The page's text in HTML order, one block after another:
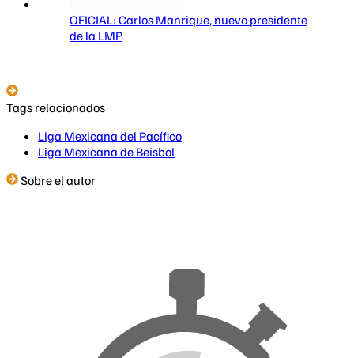
OFICIAL: Carlos Manrique, nuevo presidente
de la LMP
Tags relacionados
Liga Mexicana del Pacífico
Liga Mexicana de Beisbol
Sobre el autor